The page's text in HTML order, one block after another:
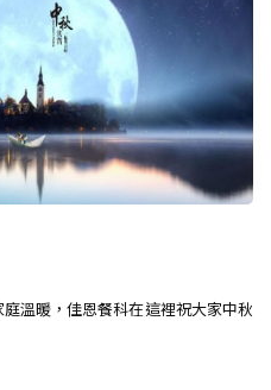
溫暖，佳恩餐科在這裡祝大家中秋